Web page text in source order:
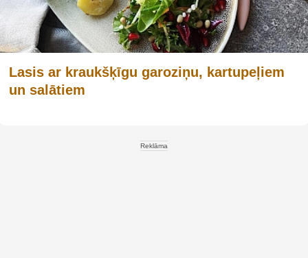
Lasis ar kraukšķīgu garoziņu, kartupeļiem
un salātiem
Reklāma